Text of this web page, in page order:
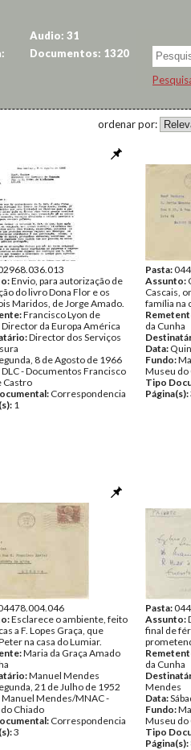
Audio: 31
Documentos: 1320
ordenar por:
Envio, para autorização de
do livro Dona Flor e os
Maridos, de Jorge Amado.
Francisco Lyon de
Director da Europa América
Director dos Serviços
8 de Agosto de 1966
DLC - Documentos Francisco
Castro
Correspondencia
1
Pasta:
Assunto:
Cascais,
família na
da Cunha
Data:
Fundo:
Museu do
Tipo
Página(s):
Esclarece o ambiente, feito
a F. Lopes Graça, que
na casa do Lumiar.
Maria da Graça Amado
Manuel Mendes
21 de Julho de 1952
Manuel Mendes/MNAC -
Chiado
Correspondencia
3
Pasta:
Assunto:
final de
da Cunha
Mendes
Data:
Fundo:
Museu do
Tipo
Página(s):